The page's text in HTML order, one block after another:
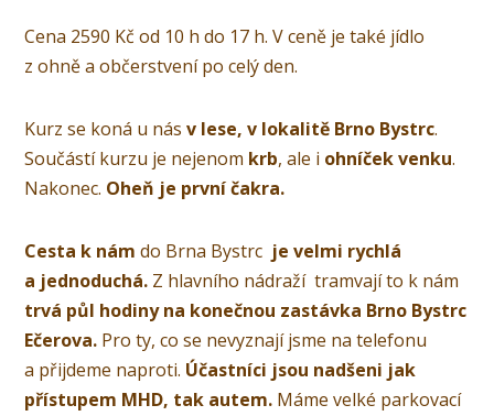
Cena 2590 Kč od 10 h do 17 h. V ceně je také jídlo
z ohně a občerstvení po celý den.
Kurz se koná u násv lese, v lokalitě Brno Bystrc.
Součástí kurzu je nejenom krb, ale i ohníček venku.
Nakonec. Oheň je první čakra.
Cesta k nám do Brna Bystrc je velmi rychlá
a jednoduchá. Z hlavního nádraží tramvají to k nám
trvá půl hodiny na konečnou zastávka Brno Bystrc
Ečerova. Pro ty, co se nevyznají jsme na telefonu
a přijdeme naproti. Účastníci jsou nadšeni jak
přístupem MHD, tak autem. Máme velké parkovací